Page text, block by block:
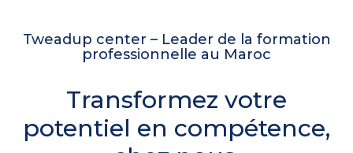
Tweadup center – Leader de la formation
professionnelle au Maroc
Transformez votre
potentiel en compétence,